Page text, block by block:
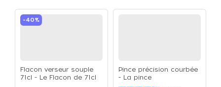
-40%
Flacon verseur souple
71cl - Le Flacon de 71cl
Pince précision courbée
- La pince